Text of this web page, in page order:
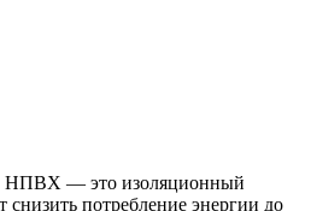
НПВХ — это изоляционный
потребление энергии до